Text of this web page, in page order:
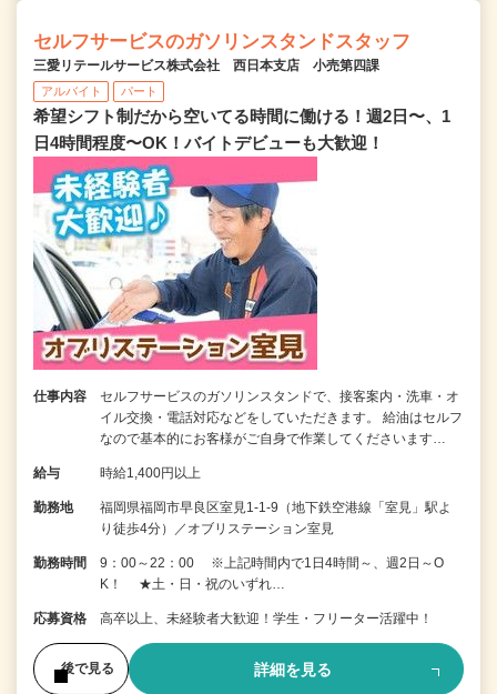
セルフサービスのガソリンスタンドスタッフ
三愛リテールサービス株式会社 西日本支店 小売第四課
アルバイト パート
希望シフト制だから空いてる時間に働ける！週2日〜、1
日4時間程度〜OK！バイトデビューも大歓迎！
仕事内容
セルフサービスのガソリンスタンドで、接客案内・洗車・オ
イル交換・電話対応などをしていただきます。 給油はセルフ
なので基本的にお客様がご自身で作業してくださいます…
給与 時給1,400円以上
勤務地
福岡県福岡市早良区室見1-1-9（地下鉄空港線「室見」駅よ
り徒歩4分）／オブリステーション室見
勤務時間
9：00～22：00 ※上記時間内で1日4時間～、週2日～O
K！ ★土・日・祝のいずれ…
応募資格 高卒以上、未経験者大歓迎！学生・フリーター活躍中！
後で見る 詳細を見る